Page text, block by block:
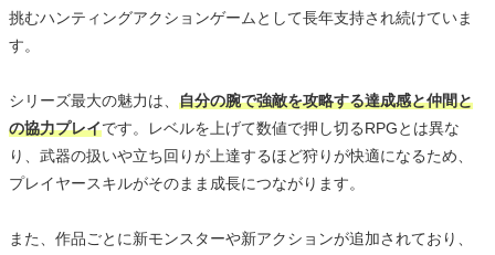
挑むハンティングアクションゲームとして長年支持され続けていま
す。
シリーズ最大の魅力は、 自分の腕で強敵を攻略する達成感と仲間と
の協力プレイです。レベルを上げて数値で押し切るRPGとは異な
り、武器の扱いや立ち回りが上達するほど狩りが快適になるため、
プレイヤースキルがそのまま成長につながります。
また、作品ごとに新モンスターや新アクションが追加されており、